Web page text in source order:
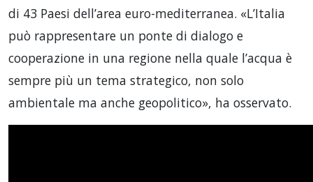
di 43 Paesi dell’area euro-mediterranea. «L’Italia
può rappresentare un ponte di dialogo e
cooperazione in una regione nella quale l’acqua è
sempre più un tema strategico, non solo
ambientale ma anche geopolitico», ha osservato.